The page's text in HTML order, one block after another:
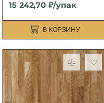
15 242,70 ₽/упак
В КОРЗИНУ